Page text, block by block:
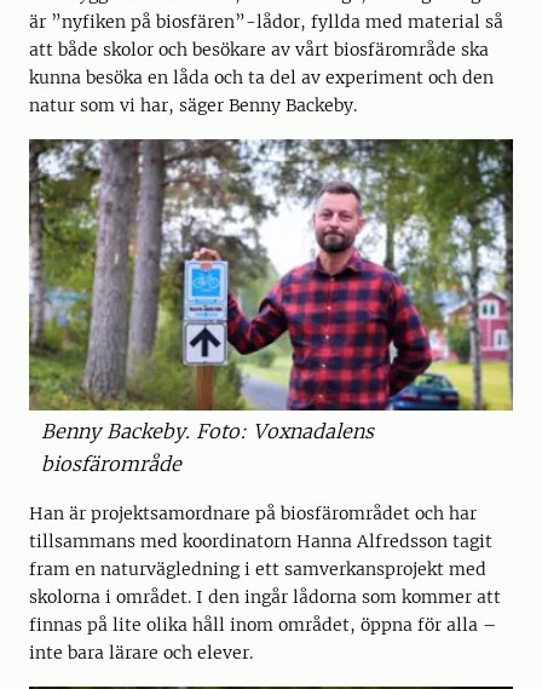
är ”nyfiken på biosfären”-lådor, fyllda med material så
att både skolor och besökare av vårt biosfärområde ska
kunna besöka en låda och ta del av experiment och den
natur som vi har, säger Benny Backeby.
Benny Backeby. Foto: Voxnadalens
biosfärområde
Han är projektsamordnare på biosfärområdet och har
tillsammans med koordinatorn Hanna Alfredsson tagit
fram en naturvägledning i ett samverkansprojekt med
skolorna i området. I den ingår lådorna som kommer att
finnas på lite olika håll inom området, öppna för alla –
inte bara lärare och elever.